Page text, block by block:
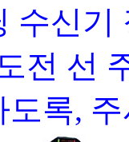
수신기
전 선
도록,